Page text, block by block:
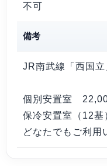
不可
備考
JR南武線「西国
個別安置室
保冷安置室（12
どなたでもご利用